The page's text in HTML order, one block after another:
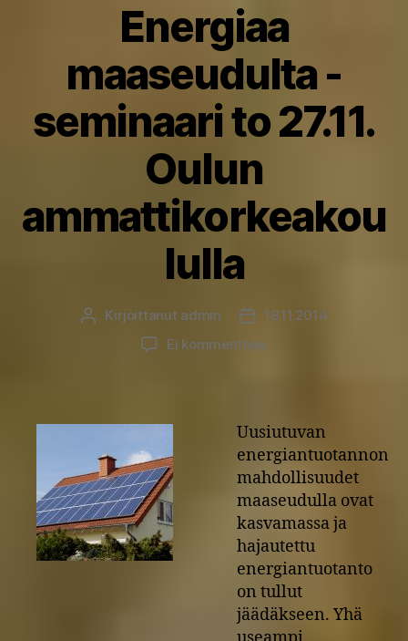
Energiaa
maaseudulta -
seminaari to 27.11.
Oulun
ammattikorkeakou
lulla
Kirjoittaja
Kirjoittanut admin Julkaisupäivämäärä
18.11.2014
Ei kommentteja
seminaari
to
27.11.
Oulun
Uusiutuvan
energiantuotannon
mahdollisuudet
maaseudulla ovat
kasvamassa ja
hajautettu
energiantuotanto
on tullut
jäädäkseen. Yhä